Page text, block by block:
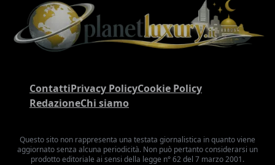
ContattiPrivacy PolicyCookie Policy
RedazioneChi siamo
Questo sito non rappresenta una testata giornalistica in quanto viene
aggiornato senza alcuna periodicità. Non può pertanto considerarsi un
prodotto editoriale ai sensi della legge n° 62 del 7 marzo 2001.